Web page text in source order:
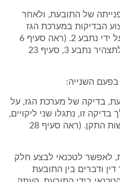
של התובעת, ולאחר
הבדיקות במערכת הגז
בביתה, חובר הגז מחדש על ידי נתבע 2. (ראה סעיף 6
לתצהיר נתבע 2, סעיף 7 לתצהיר נתבע 3, סעיף 23
בפעם השנייה:
בדיקה של מערכת הגז, על
תקן 158 במהלך בדיקה זו, נתגלו שני ליקויים,
הדורשים תיקון על פי דרישות התקן. (ראה סעיף 28
לאפשר לטכנאי לבצע חלק
ודברים בין התובעת